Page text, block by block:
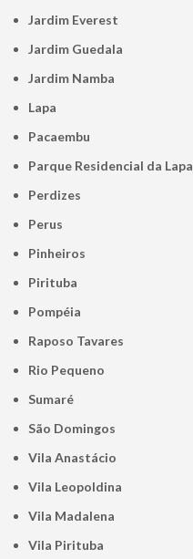
Jardim Everest
Jardim Guedala
Jardim Namba
Lapa
Pacaembu
Parque Residencial da Lapa
Perdizes
Perus
Pinheiros
Pirituba
Pompéia
Raposo Tavares
Rio Pequeno
Sumaré
São Domingos
Vila Anastácio
Vila Leopoldina
Vila Madalena
Vila Pirituba